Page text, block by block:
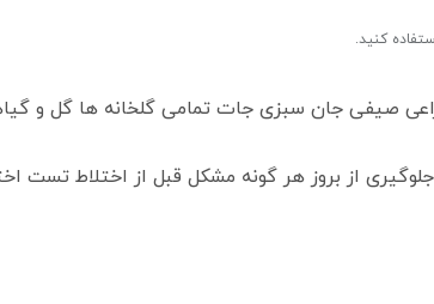
صیفی جان سبزی جات تمامی گلخانه ها گل و
از بروز هر گونه مشکل قبل از اختلاط تست